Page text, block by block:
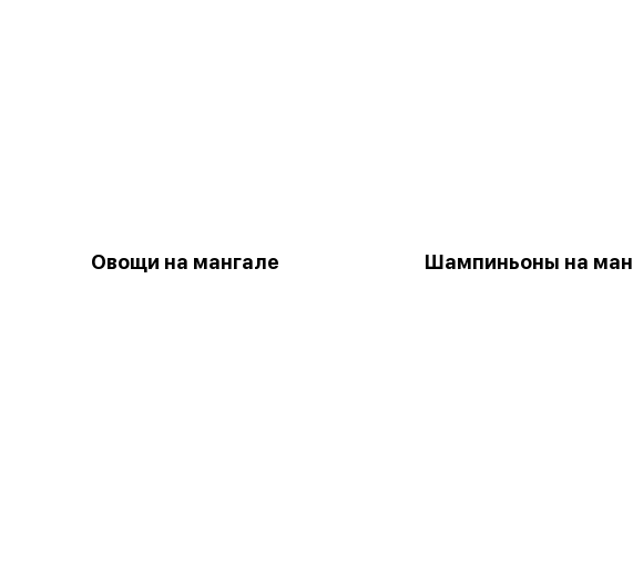
Овощи на мангале Шампиньоны на